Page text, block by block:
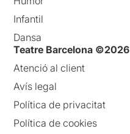
Infantil
Dansa
Teatre Barcelona ©2026
Atenció al client
Avís legal
Política de privacitat
Política de cookies